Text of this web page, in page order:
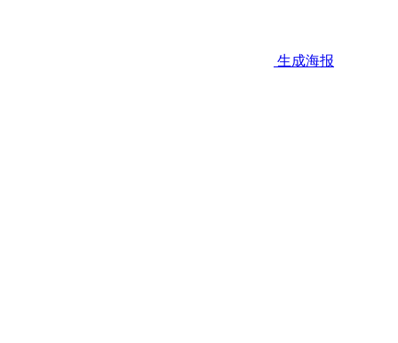
生成海报